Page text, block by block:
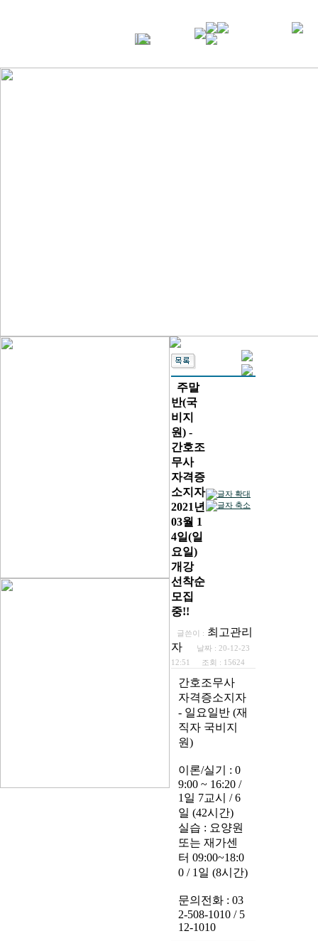
주말
반(국
비지
원) -
간호조
무사
자격증
소지자
2021년
03월 1
4일(일
요일)
개강
선착순
모집
중!!
글쓴이 : 최고관리
자
날짜 : 20-12-23
12:51
조회 : 15624
간호조무사
자격증소지자
- 일요일반 (재
직자 국비지
원)
이론/실기 : 0
9:00 ~ 16:20 /
1일 7교시 / 6
일 (42시간)
실습 : 요양원
또는 재가센
터 09:00~18:0
0 / 1일 (8시간)
문의전화 : 03
2-508-1010 / 5
12-1010